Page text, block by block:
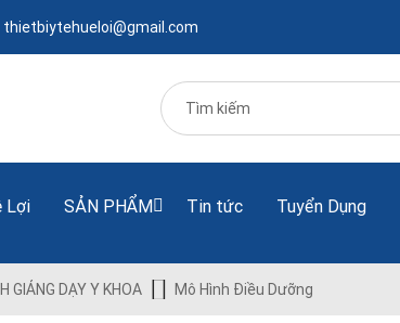
thietbiytehueloi@gmail.com
Lợi SẢN PHẨM Tin tức Tuyển Dụng
GIẢNG DẠY Y KHOA Mô Hình Điều Dưỡng